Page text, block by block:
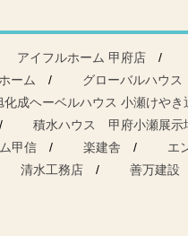
アイフルホーム 甲府店
ーム グローバルハウス
化成ヘーベルハウス 小瀬けやき
積水ハウス 甲府小瀬展示
甲信 楽建舎 エ
清水工務店 善万建設